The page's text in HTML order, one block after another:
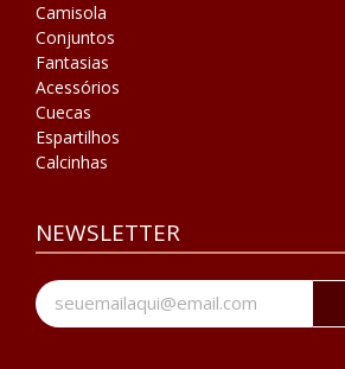
Camisola
Conjuntos
Fantasias
Acessórios
Cuecas
Espartilhos
Calcinhas
NEWSLETTER